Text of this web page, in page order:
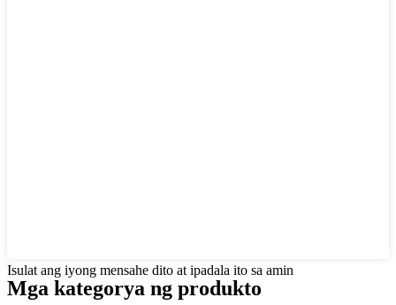
Isulat ang iyong mensahe dito at ipadala ito sa amin
Mga kategorya ng produkto